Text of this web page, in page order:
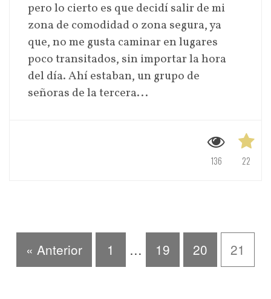
pero lo cierto es que decidí salir de mi
zona de comodidad o zona segura, ya
que, no me gusta caminar en lugares
poco transitados, sin importar la hora
del día. Ahí estaban, un grupo de
señoras de la tercera...
22
136
« Anterior 1 … 19 20 21